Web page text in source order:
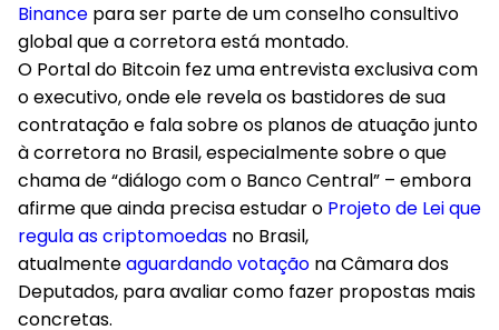
Binance para ser parte de um conselho consultivo
global que a corretora está montado.
O Portal do Bitcoin fez uma entrevista exclusiva com
o executivo, onde ele revela os bastidores de sua
contratação e fala sobre os planos de atuação junto
à corretora no Brasil, especialmente sobre o que
chama de “diálogo com o Banco Central” – embora
afirme que ainda precisa estudar o Projeto de Lei que
regula as criptomoedas no Brasil,
atualmenteaguardando votação na Câmara dos
Deputados, para avaliar como fazer propostas mais
concretas.